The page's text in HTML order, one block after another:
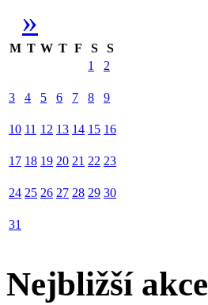
»
M T W T F S
S
1
2
3 4 5 6 7 8 9
10 11 12 13 14 15 16
17 18 19 20 21 22 23
24 25 26 27 28 29 30
31
Nejbližší akce